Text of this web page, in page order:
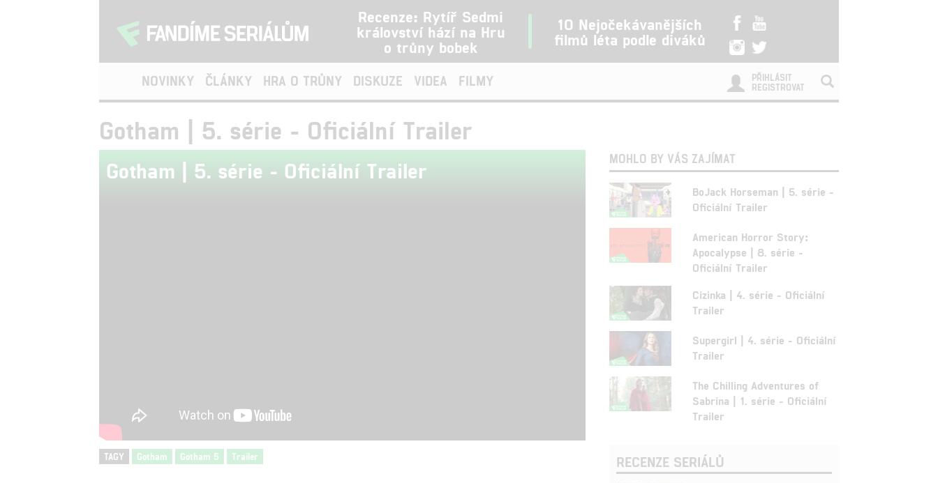
Recenze: Rytíř Sedmi
království hází na Hru
o trůny bobek
10 Nejočekávanějších
filmů léta podle diváků
NOVINKY ČLÁNKY HRA O TRŮNY DISKUZE VIDEA FILMY
PŘIHLÁSIT
REGISTROVAT
Gotham | 5. série - Oficiální Trailer
Gotham | 5. série - Oficiální Trailer
TAGY Gotham Gotham 5 Trailer
MOHLO BY VÁS ZAJÍMAT
BoJack Horseman | 5. série -
Oficiální Trailer
American Horror Story:
Apocalypse | 8. série -
Oficiální Trailer
Cizinka | 4. série - Oficiální
Trailer
Supergirl | 4. série - Oficiální
Trailer
The Chilling Adventures of
Sabrina | 1. série - Oficiální
Trailer
RECENZE SERIÁLŮ